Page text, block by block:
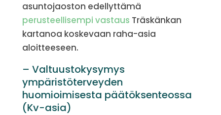
asuntojaoston edellyttämä
perusteellisempi vastaus Träskänkan
kartanoa koskevaan raha-asia
aloitteeseen.
– Valtuustokysymys
ympäristöterveyden
huomioimisesta päätöksenteossa
(Kv-asia)